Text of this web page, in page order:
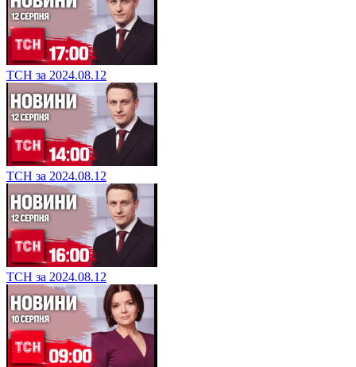
ТСН за 2024.08.12
ТСН за 2024.08.12
ТСН за 2024.08.12